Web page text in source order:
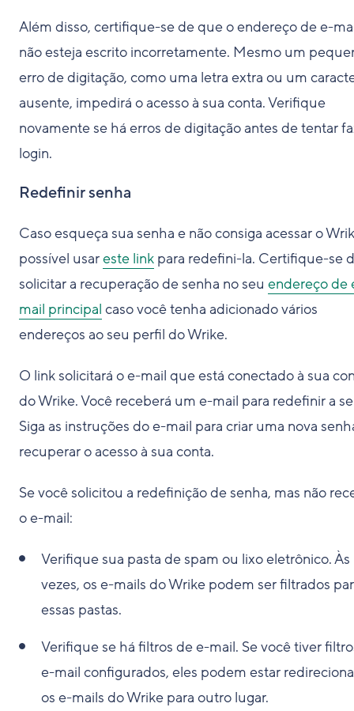
Além disso, certifique-se de que o endereço de e-
não esteja escrito incorretamente. Mesmo um
erro de digitação, como uma letra extra ou um
ausente, impedirá o acesso à sua conta. Verifique
novamente se há erros de digitação antes de tentar
login.
Redefinir senha
Caso esqueça sua senha e não consiga acessar o
possível usareste link para redefini-la. Certifique-se
solicitar a recuperação de senha no seu endereço de
mail principal caso você tenha adicionado vários
endereços ao seu perfil do Wrike.
O link solicitará o e-mail que está conectado à sua
do Wrike. Você receberá um e-mail para redefinir a
Siga as instruções do e-mail para criar uma nova
recuperar o acesso à sua conta.
Se você solicitou a redefinição de senha, mas não
o e-mail:
Verifique sua pasta de spam ou lixo eletrônico. Às
vezes, os e-mails do Wrike podem ser filtrados
essas pastas.
Verifique se há filtros de e-mail. Se você tiver
e-mail configurados, eles podem estar
os e-mails do Wrike para outro lugar.